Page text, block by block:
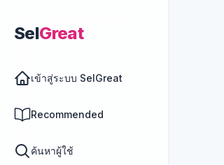
SelGreat
เข้าสู่ระบบ SelGreat
Recommended
ค้นหาผู้ใช้